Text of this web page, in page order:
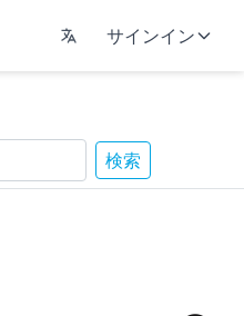
サインイン
検索